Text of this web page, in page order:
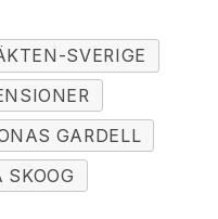
SVERIGE
GARDELL
SKOOG